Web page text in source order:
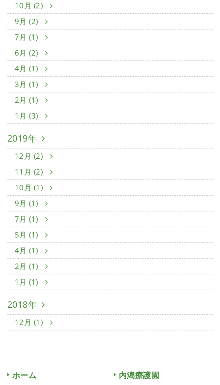
10月 (2)
9月 (2)
7月 (1)
6月 (2)
4月 (1)
3月 (1)
2月 (1)
1月 (3)
2019年
12月 (2)
11月 (2)
10月 (1)
9月 (1)
7月 (1)
5月 (1)
4月 (1)
2月 (1)
1月 (1)
2018年
12月 (1)
ホーム 内潟療護園